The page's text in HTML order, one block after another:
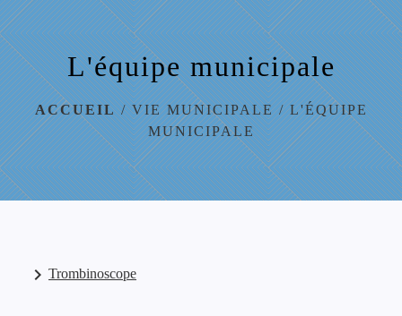
menu
L'équipe municipale
ACCUEIL/VIE MUNICIPALE/L'ÉQUIPE
MUNICIPALE
keyboard_arrow_right Trombinoscope